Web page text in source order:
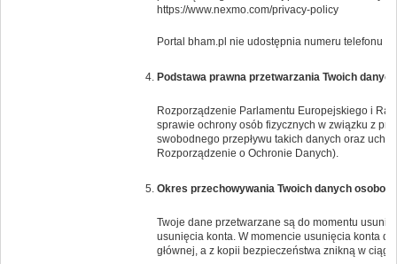
https://www.nexmo.com/privacy-policy
Portal bham.pl nie udostępnia numeru telefonu
Podstawa prawna przetwarzania Twoich
Rozporządzenie Parlamentu Europejskiego i
sprawie ochrony osób fizycznych w związku z
swobodnego przepływu takich danych oraz
Rozporządzenie o Ochronie Danych).
Okres przechowywania Twoich danych
Twoje dane przetwarzane są do momentu
usunięcia konta. W momencie usunięcia konta
głównej, a z kopii bezpieczeństwa znikną w